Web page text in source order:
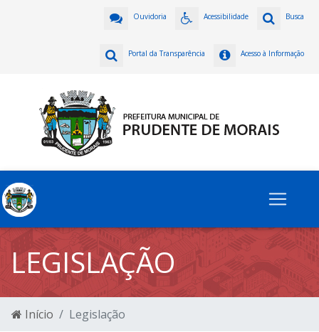
Busca
Acessibilidade
Ouvidoria
Acesso à Informação
Portal da Transparência
LEGISLAÇÃO
Início Legislação